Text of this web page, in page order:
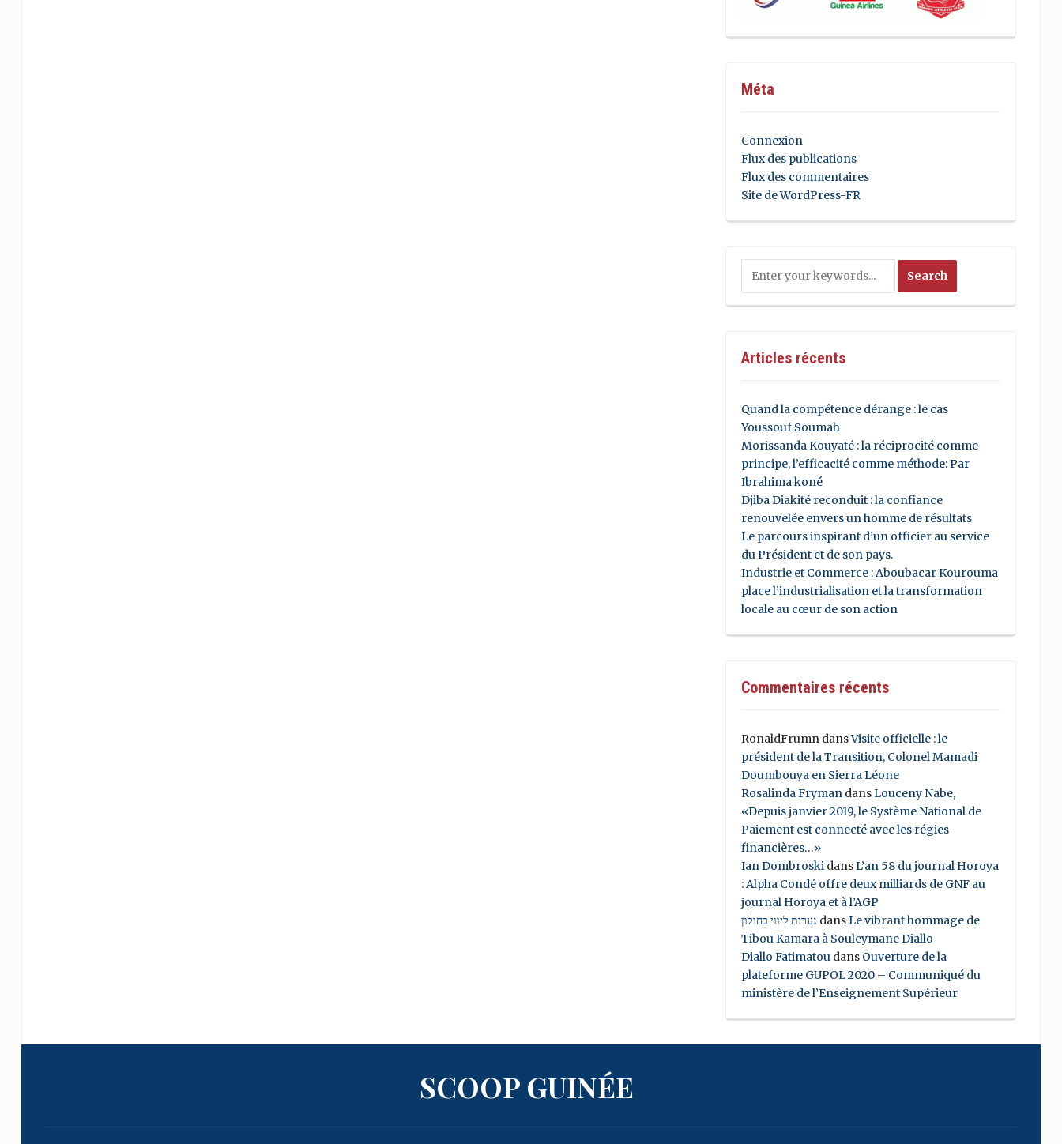
Méta
Connexion
Flux des publications
Flux des commentaires
Site de WordPress-FR
Articles récents
Quand la compétence dérange : le cas
Youssouf Soumah
Morissanda Kouyaté : la réciprocité comme
principe, l’efficacité comme méthode: Par
Ibrahima koné
Djiba Diakité reconduit : la confiance
renouvelée envers un homme de résultats
Le parcours inspirant d’un officier au service
du Président et de son pays.
Industrie et Commerce : Aboubacar Kourouma
place l’industrialisation et la transformation
locale au cœur de son action
Commentaires récents
RonaldFrumndansVisite officielle : le
président de la Transition, Colonel Mamadi
Doumbouya en Sierra Léone
Rosalinda FrymandansLouceny Nabe,
«Depuis janvier 2019, le Système National de
Paiement est connecté avec les régies
financières…»
Ian DombroskidansL’an 58 du journal Horoya
: Alpha Condé offre deux milliards de GNF au
journal Horoya et à l’AGP
נערות ליווי בחולון dansLe vibrant hommage de
Tibou Kamara à Souleymane Diallo
Diallo Fatimatoudans Ouverture de la
plateforme GUPOL 2020 – Communiqué du
ministère de l’Enseignement Supérieur
SCOOP GUINÉE